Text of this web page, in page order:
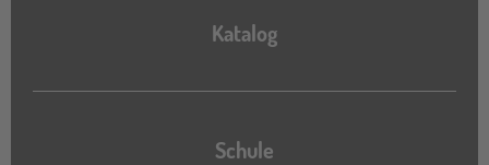
Katalog
Katalog
Schule